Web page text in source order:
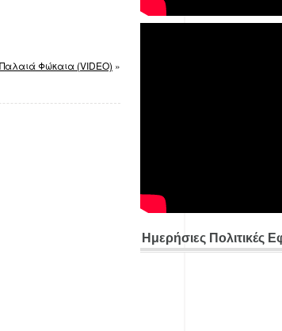
Φώκαια (VIDEO) »
Ημερήσιες Πολιτικές